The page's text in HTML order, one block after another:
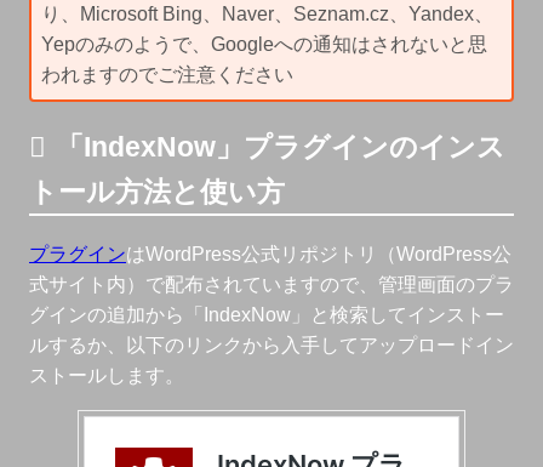
り、Microsoft Bing、Naver、Seznam.cz、Yandex、
Yepのみのようで、Googleへの通知はされないと思
われますのでご注意ください
「IndexNow」プラグインのインス
トール方法と使い方
プラグインはWordPress公式リポジトリ（WordPress公
式サイト内）で配布されていますので、管理画面のプラ
グインの追加から「IndexNow」と検索してインストー
ルするか、以下のリンクから入手してアップロードイン
ストールします。